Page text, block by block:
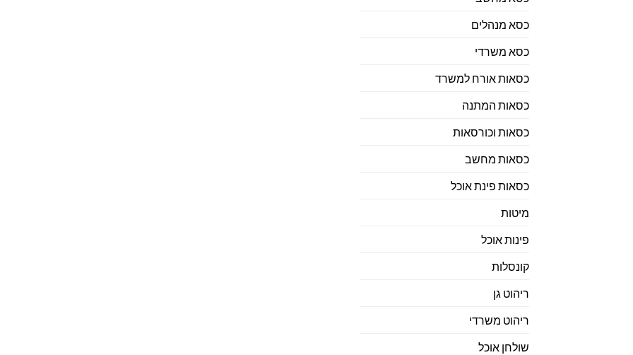
כסא מנהלים
כסא משרדי
כסאות אורח למשרד
כסאות המתנה
כסאות וכורסאות
כסאות מחשב
כסאות פינת אוכל
מיטות
פינות אוכל
קונסלות
ריהוט גן
ריהוט משרדי
שולחן אוכל